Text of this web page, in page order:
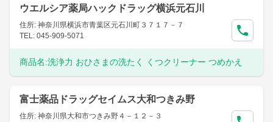
ウエルシア薬局ハックドラッグ横浜元石川
住所: 神奈川県横浜市青葉区元石川町３７１７－７
TEL: 045-909-5071
商品名:洗浄力 おひさまの洗たく くつクリーナー つめかえ
富士薬品ドラッグセイムス大和つきみ野
住所: 神奈川県大和市つきみ野４－１２－３